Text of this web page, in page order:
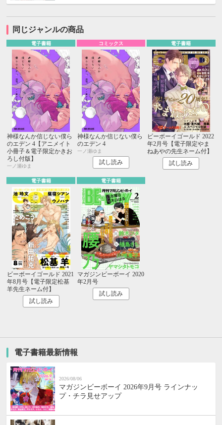
同じジャンルの商品
電子書籍
神様なんか信じない僕ら
のエデン 4【アニメイト
小冊子＆電子限定かきお
ろし付版】
一ノ瀬ゆま
コミックス
神様なんか信じない僕ら
のエデン 4
一ノ瀬ゆま
試し読み
電子書籍
ビーボーイゴールド 2022
年2月号【電子限定やま
ねあやの先生ネーム付】
試し読み
電子書籍
ビーボーイゴールド 2021
年8月号【電子限定松基
羊先生ネーム付】
試し読み
電子書籍
マガジンビーボーイ 2020
年2月号
試し読み
電子書籍最新情報
2026/08/06
マガジンビーボーイ 2026年9月号 ラインナッ
プ・チラ見せアップ